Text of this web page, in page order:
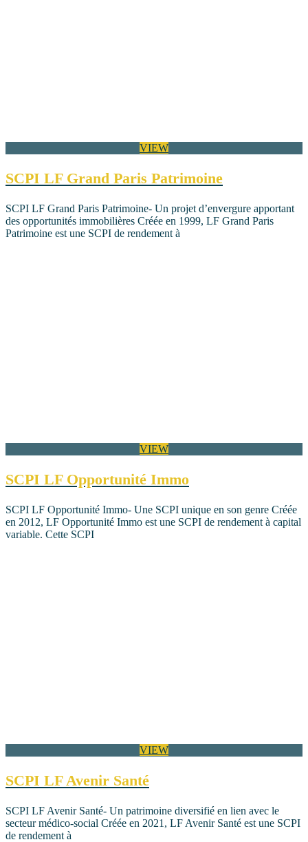
VIEW
SCPI LF Grand Paris Patrimoine
SCPI LF Grand Paris Patrimoine- Un projet d’envergure apportant
des opportunités immobilières Créée en 1999, LF Grand Paris
Patrimoine est une SCPI de rendement à
VIEW
SCPI LF Opportunité Immo
SCPI LF Opportunité Immo- Une SCPI unique en son genre Créée
en 2012, LF Opportunité Immo est une SCPI de rendement à capital
variable. Cette SCPI
VIEW
SCPI LF Avenir Santé
SCPI LF Avenir Santé- Un patrimoine diversifié en lien avec le
secteur médico-social Créée en 2021, LF Avenir Santé est une SCPI
de rendement à